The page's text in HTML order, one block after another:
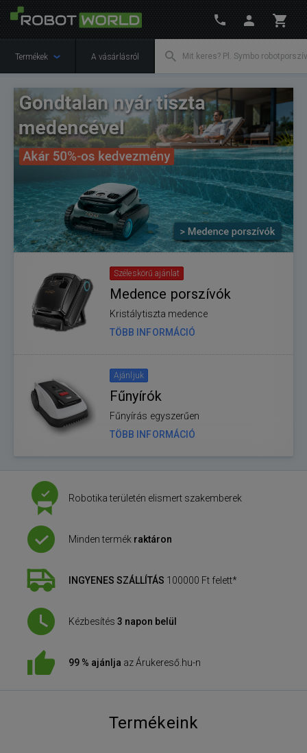
Termékek A vásárlásról
Széleskörű ajánlat
Medence porszívók
Kristálytiszta medence
TÖBB INFORMÁCIÓ
Ajánljuk
Fűnyírók
Fűnyírás egyszerűen
TÖBB INFORMÁCIÓ
E-
shop
előnyei
Robotika területén elismert szakemberek
Minden termék raktáron
INGYENES SZÁLLÍTÁS 100000 Ft felett*
Kézbesítés 3 napon belül
99 % ajánlja az Árukereső.hu-n
Termékeink